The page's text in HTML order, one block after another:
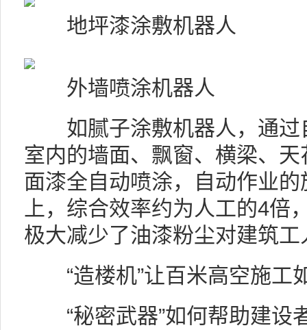
地坪漆涂敷机器人
外墙喷涂机器人
如腻子涂敷机器人，通过
室内的墙面、飘窗、横梁、
面漆全自动喷涂，自动作业
上，综合效率约为人工的4倍
极大减少了油漆粉尘对建筑
“造楼机”让百米高空施工
“秘密武器”如何帮助建设